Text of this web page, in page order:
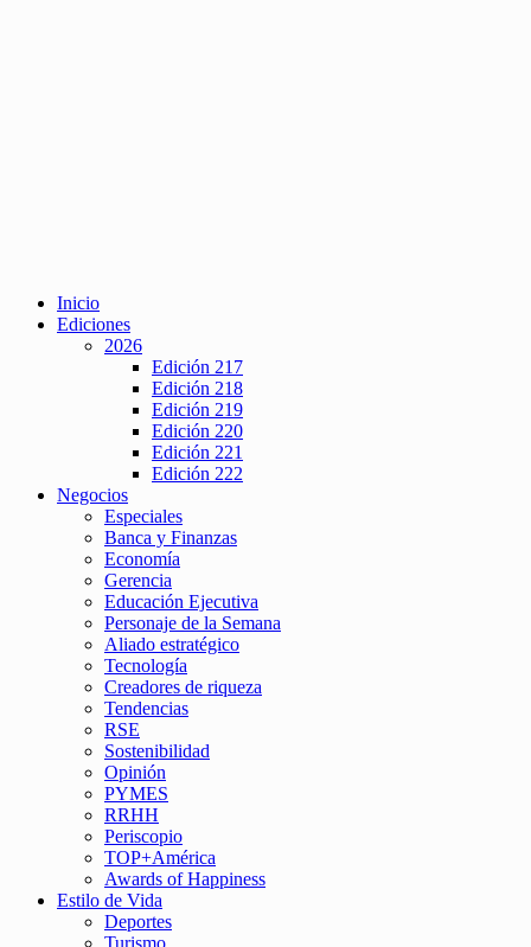
Inicio
Ediciones
2026
Edición 217
Edición 218
Edición 219
Edición 220
Edición 221
Edición 222
Negocios
Especiales
Banca y Finanzas
Economía
Gerencia
Educación Ejecutiva
Personaje de la Semana
Aliado estratégico
Tecnología
Creadores de riqueza
Tendencias
RSE
Sostenibilidad
Opinión
PYMES
RRHH
Periscopio
TOP+América
Awards of Happiness
Estilo de Vida
Deportes
Turismo